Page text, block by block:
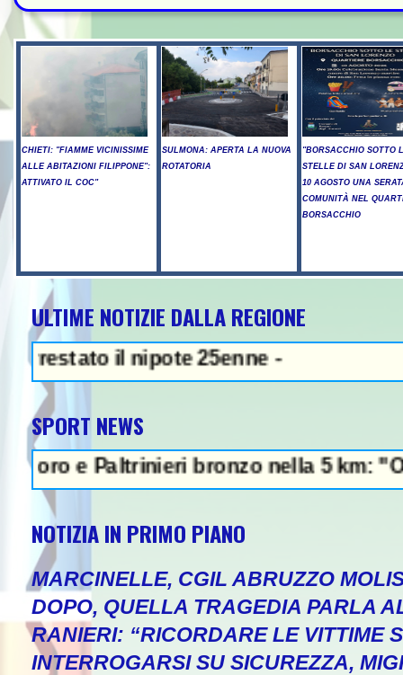
CHIETI: "FIAMME VICINISSIME
ALLE ABITAZIONI FILIPPONE":
ATTIVATO IL COC"
SULMONA: APERTA LA NUOVA
ROTATORIA
"BORSACCHIO SOTTO
STELLE DI SAN
10 AGOSTO UNA
COMUNITÀ NEL
BORSACCHIO
ULTIME NOTIZIE DALLA REGIONE
il nipote 25enne -
SPORT NEWS
bronzo nella 5 km: "Ora ci
NOTIZIA IN PRIMO PIANO
MARCINELLE, CGIL ABRUZZO
DOPO, QUELLA TRAGEDIA PARLA
RANIERI: “RICORDARE LE VITTIME
INTERROGARSI SU SICUREZZA,
NEWS IN EVIDENZA -